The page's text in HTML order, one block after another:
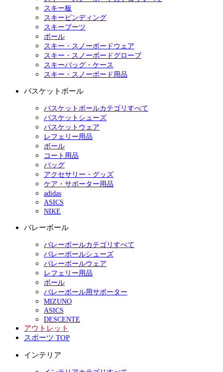
スキー板
スキービンディング
スキーブーツ
ポール
スキー・スノーボードウェア
スキー・スノーボードグローブ
スキーバッグ・ケース
スキー・スノーボード用品
バスケットボール
バスケットボールカテゴリすべて
バスケットシューズ
バスケットウェア
レフェリー用品
ボール
コート用品
バッグ
アクセサリー・グッズ
ケア・サポーター用品
adidas
ASICS
NIKE
バレーボール
バレーボールカテゴリすべて
バレーボールシューズ
バレーボールウェア
レフェリー用品
ボール
バレーボール用サポーター
MIZUNO
ASICS
DESCENTE
アウトレット
スポーツ TOP
インテリア